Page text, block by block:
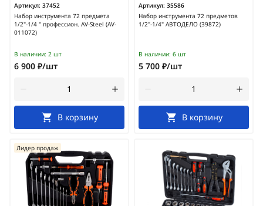
Артикул: 37452
Набор инструмента 72 предмета
1/2"-1/4 " профессион. AV-Steel (AV-
011072)
В наличии: 2 шт
6 900 ₽/шт
В корзину
Артикул: 35586
Набор инструмента 72 предметов
1/2"-1/4" АВТОДЕЛО (39872)
В наличии: 6 шт
5 700 ₽/шт
В корзину
Лидер продаж